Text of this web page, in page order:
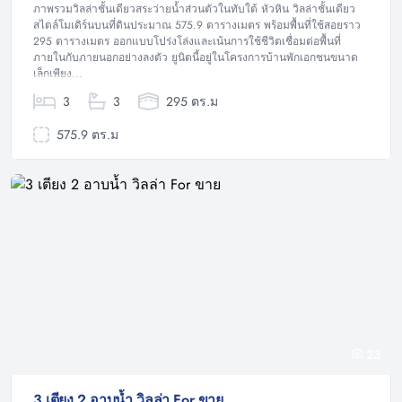
ภาพรวมวิลล่าชั้นเดียวสระว่ายน้ำส่วนตัวในทับใต้ หัวหิน วิลล่าชั้นเดียว
สไตล์โมเดิร์นบนที่ดินประมาณ 575.9 ตารางเมตร พร้อมพื้นที่ใช้สอยราว
295 ตารางเมตร ออกแบบโปร่งโล่งและเน้นการใช้ชีวิตเชื่อมต่อพื้นที่
ภายในกับภายนอกอย่างลงตัว ยูนิตนี้อยู่ในโครงการบ้านพักเอกชนขนาด
เล็กเพียง...
3 3
295 ตร.ม
575.9 ตร.ม